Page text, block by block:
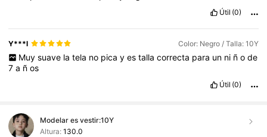
Útil (0)
Y***l Color: Negro / Talla: 10Y
Muy suave la tela no pica y es talla correcta para un ni ñ o de
7a ños
Útil (0)
Modelar es vestir:10Y
Altura: 130.0